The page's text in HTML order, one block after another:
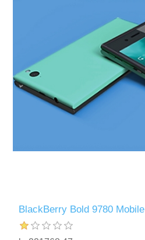
BlackBerry Bold 9780 Mobile